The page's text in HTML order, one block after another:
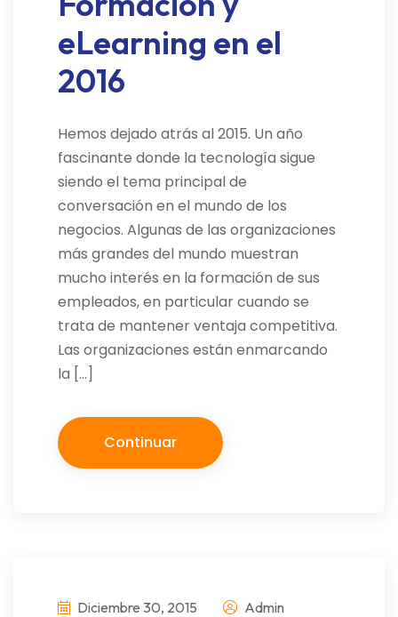
eLearning en el
2016
Hemos dejado atrás al 2015. Un año
fascinante donde la tecnología sigue
siendo el tema principal de
conversación en el mundo de los
negocios. Algunas de las organizaciones
más grandes del mundo muestran
mucho interés en la formación de sus
empleados, en particular cuando se
trata de mantener ventaja competitiva.
Las organizaciones están enmarcando
la […]
Continuar
Diciembre 30, 2015 Admin